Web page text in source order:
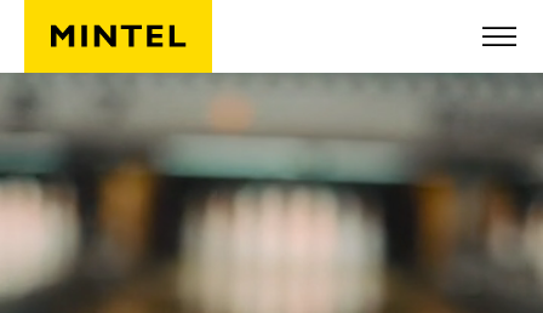
Przejdź do głównej treści